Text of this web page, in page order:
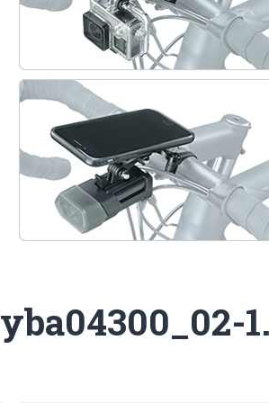
yba04300_02-